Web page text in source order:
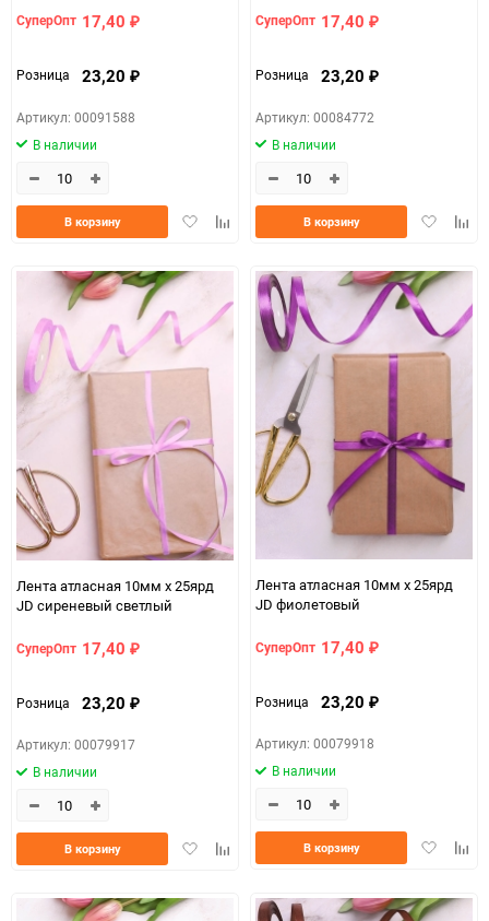
СуперОпт 17,40 ₽
Розница 23,20 ₽
Артикул: 00091588
В наличии
ДобавитьДобавить
В корзину
СуперОпт 17,40 ₽
Розница 23,20 ₽
Артикул: 00084772
В наличии
Добавить
В корзину
Лента атласная 10мм х 25ярд
JD сиреневый светлый
СуперОпт 17,40 ₽
Розница 23,20 ₽
Артикул: 00079917
В наличии
ДобавитьДобавить
В корзину
Лента атласная 10мм х 25ярд
JD фиолетовый
СуперОпт 17,40 ₽
Розница 23,20 ₽
Артикул: 00079918
В наличии
Добавить
В корзину